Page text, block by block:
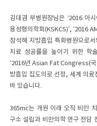
김대겸 부병원장님은 ‘2016 아
용성형의학회(KSKCS)’, ‘2016
참석해 지방흡입 특화병원으로
치료 성공률을 높이기 위한 학
‘2016년 Asian Fat Congress(국
방흡입 집도의로 선정, 세계 의
바 있습니다.
365mc는 개원 이래 오직 비만
구소 설립과 비만의학 연구 전담